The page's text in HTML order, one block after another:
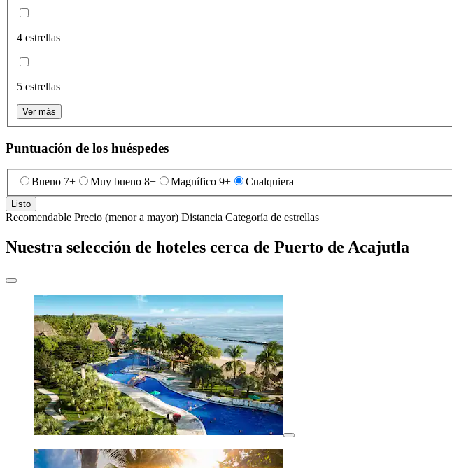
4 estrellas
5 estrellas
Ver más
Puntuación de los huéspedes
Bueno 7+ Muy bueno 8+ Magnífico 9+ Cualquiera
Listo
Recomendable Precio (menor a mayor) Distancia Categoría de estrellas
Nuestra selección de hoteles cerca de Puerto de Acajutla